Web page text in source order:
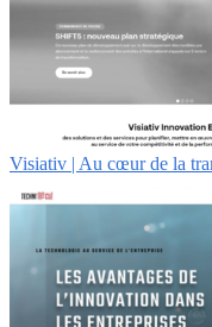
Visiativ | Au cœur de la